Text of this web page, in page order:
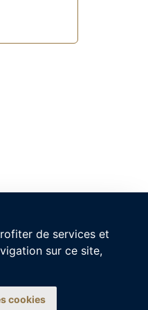
de services et
sur ce site,
cookies
française ?